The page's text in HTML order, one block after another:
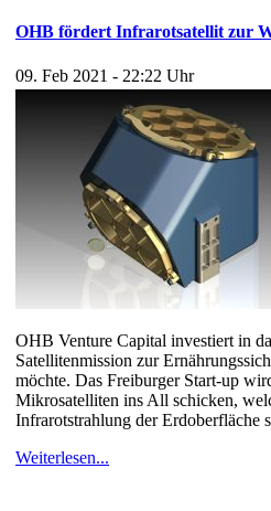
OHB fördert Infrarotsatellit zur
09. Feb 2021 - 22:22 Uhr
OHB Venture Capital investiert in
Satellitenmission zur
möchte. Das Freiburger Start-up
Mikrosatelliten ins All schicken,
Infrarotstrahlung der Erdoberfläche
Weiterlesen...